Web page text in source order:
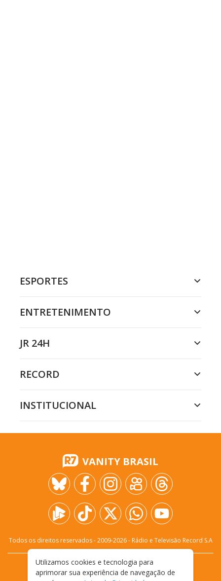
ESPORTES
ENTRETENIMENTO
JR 24H
RECORD
INSTITUCIONAL
VANITY BRASIL
Todos os direitos reservados - 2009-2026- Rádio e Televisão Record S.A
FALE CONOSCO
PRIVACIDADE
Utilizamos cookies e tecnologia para
aprimorar sua experiência de navegação de